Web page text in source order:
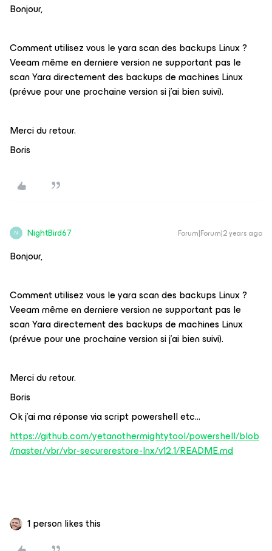
Bonjour,
Comment utilisez vous le yara scan des backups Linux ?
Veeam même en derniere version ne supportant pas le
scan Yara directement des backups de machines Linux
(prévue pour une prochaine version si j’ai bien suivi).
Merci du retour.
Boris
N NightBird67 Forum|Forum|2 years ago
Bonjour,
Comment utilisez vous le yara scan des backups Linux ?
Veeam même en derniere version ne supportant pas le
scan Yara directement des backups de machines Linux
(prévue pour une prochaine version si j’ai bien suivi).
Merci du retour.
Boris
Ok j’ai ma réponse via script powershell etc…
https://github.com/yetanothermightytool/powershell/blob
/master/vbr/vbr-securerestore-lnx/v12.1/README.md
1 person likes this